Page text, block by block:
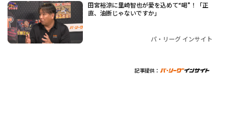
田宮裕涼に里崎智也が愛を込めて“喝”！「正
直、油断じゃないですか」
パ・リーグ インサイト
記事提供：